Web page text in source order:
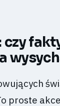
czy
proste